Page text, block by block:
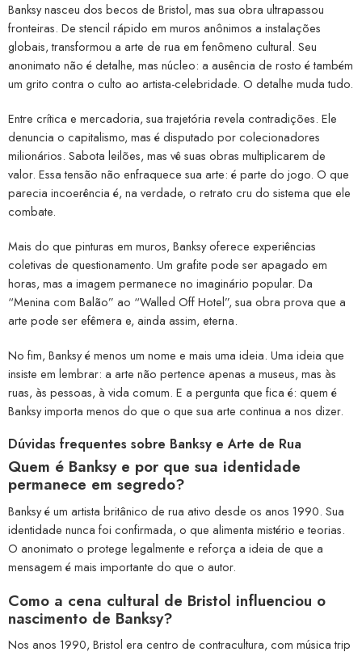
Banksy nasceu dos becos de Bristol, mas sua obra ultrapassou
fronteiras. De stencil rápido em muros anônimos a instalações
globais, transformou a arte de rua em fenômeno cultural. Seu
anonimato não é detalhe, mas núcleo: a ausência de rosto é também
um grito contra o culto ao artista-celebridade. O detalhe muda tudo.
Entre crítica e mercadoria, sua trajetória revela contradições. Ele
denuncia o capitalismo, mas é disputado por colecionadores
milionários. Sabota leilões, mas vê suas obras multiplicarem de
valor. Essa tensão não enfraquece sua arte: é parte do jogo. O que
parecia incoerência é, na verdade, o retrato cru do sistema que ele
combate.
Mais do que pinturas em muros, Banksy oferece experiências
coletivas de questionamento. Um grafite pode ser apagado em
horas, mas a imagem permanece no imaginário popular. Da
“Menina com Balão” ao “Walled Off Hotel”, sua obra prova que a
arte pode ser efêmera e, ainda assim, eterna.
No fim, Banksy é menos um nome e mais uma ideia. Uma ideia que
insiste em lembrar: a arte não pertence apenas a museus, mas às
ruas, às pessoas, à vida comum. E a pergunta que fica é: quem é
Banksy importa menos do que o que sua arte continua a nos dizer.
Dúvidas frequentes sobre Banksy e Arte de Rua
Quem é Banksy e por que sua identidade
permanece em segredo?
Banksy é um artista britânico de rua ativo desde os anos 1990. Sua
identidade nunca foi confirmada, o que alimenta mistério e teorias.
O anonimato o protege legalmente e reforça a ideia de que a
mensagem é mais importante do que o autor.
Como a cena cultural de Bristol influenciou o
nascimento de Banksy?
Nos anos 1990, Bristol era centro de contracultura, com música trip